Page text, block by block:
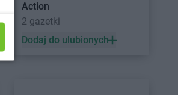
Intermarche
Intermarche
Action
2 gazetki
Dodaj do ulubionych